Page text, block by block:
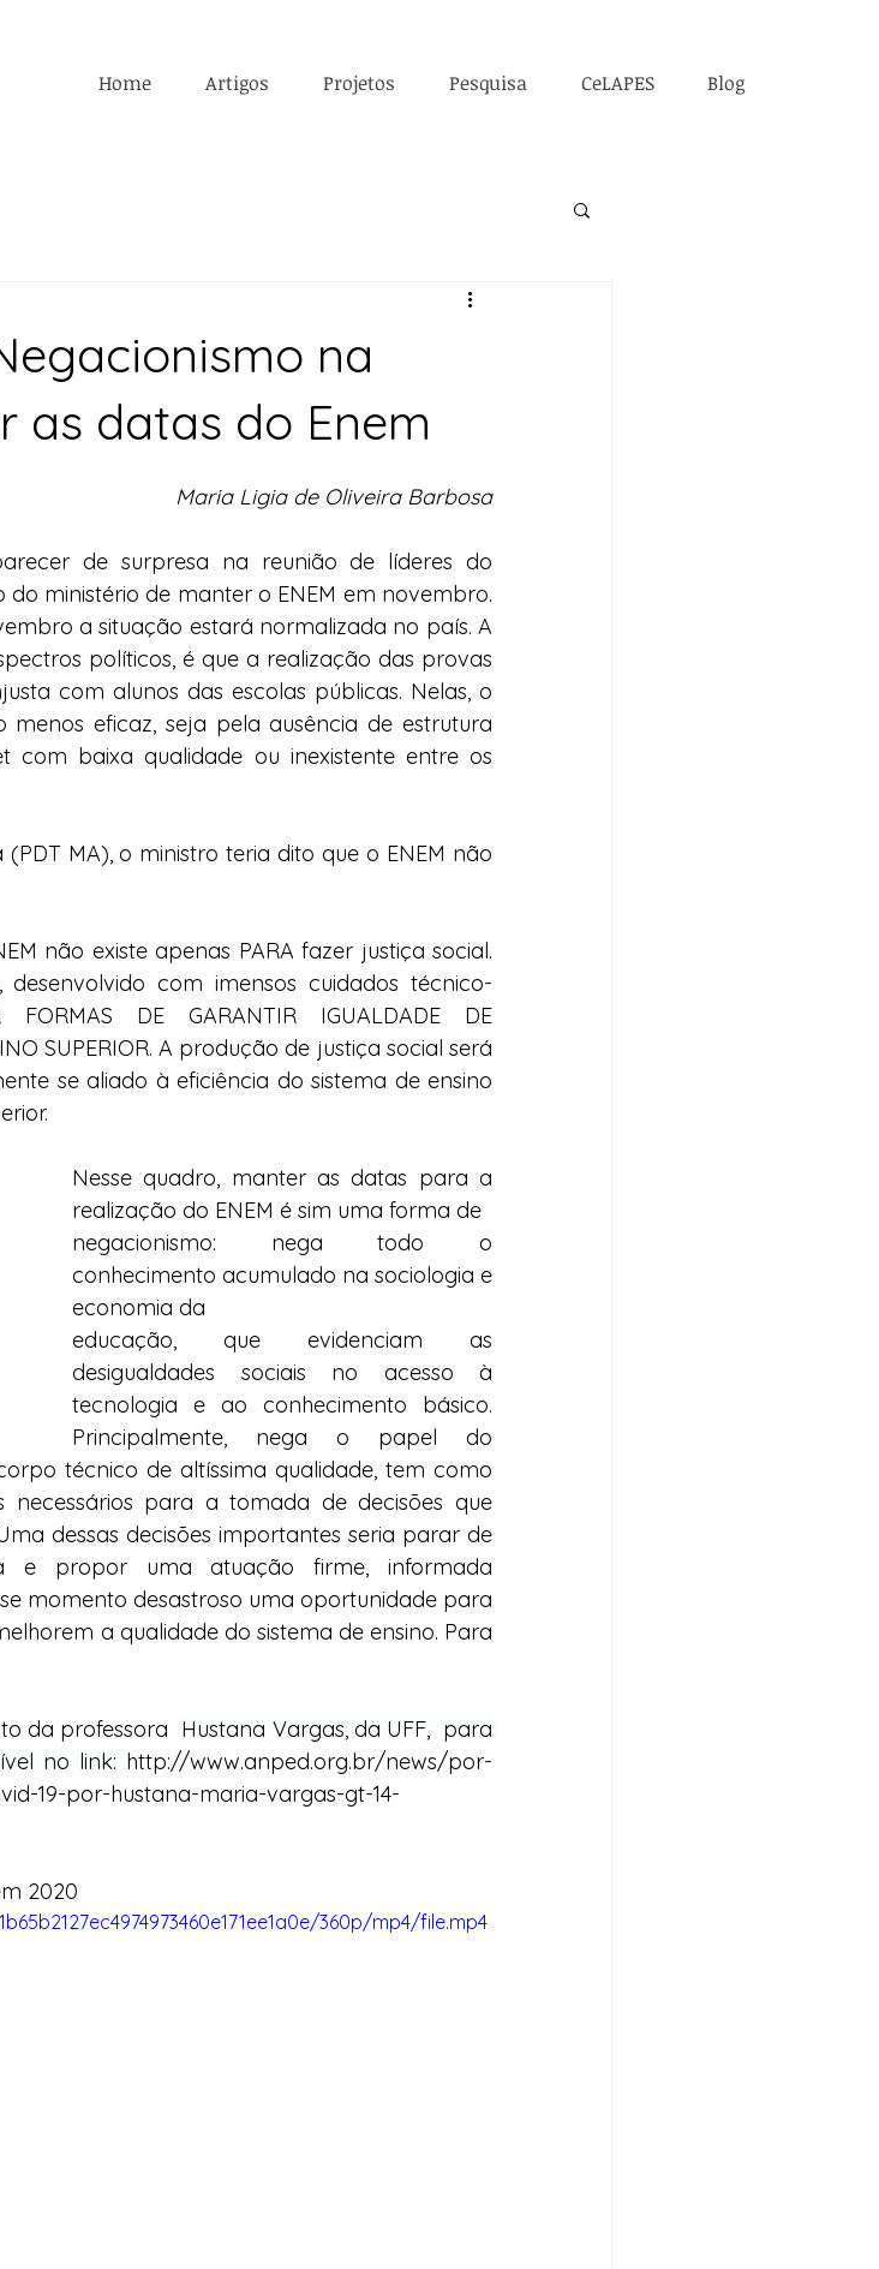
Home Artigos Projetos Pesquisa CeLAPES Blog
na
as datas do Enem
Maria Ligia de Oliveira Barbosa
de surpresa na reunião de líderes do
do ministério de manter o ENEM em novembro.
a situação estará normalizada no país. A
políticos, é que a realização das provas
com alunos das escolas públicas. Nelas, o
eficaz, seja pela ausência de estrutura
com baixa qualidade ou inexistente entre os
MA), o ministro teria dito que o ENEM não
não existe apenas PARA fazer justiça social.
com imensos cuidados técnico-
DE GARANTIR IGUALDADE DE
SUPERIOR. A produção de justiça social será
se aliado à eficiência do sistema de ensino
Nesse quadro, manter as datas para a
realização do ENEM é sim uma forma de
negacionismo: nega todo o
conhecimento acumulado na sociologia e
economia da
educação, que evidenciam as
desigualdades sociais no acesso à
tecnologia e ao conhecimento básico.
Principalmente, nega o papel do
técnico de altíssima qualidade, tem como
necessários para a tomada de decisões que
dessas decisões importantes seria parar de
e propor uma atuação firme, informada
momento desastroso uma oportunidade para
a qualidade do sistema de ensino. Para
da professora Hustana Vargas, da UFF,  para
no link: http://www.anped.org.br/news/por-
19-por-hustana-maria-vargas-gt-14-
2020
360p/mp4/file.mp4